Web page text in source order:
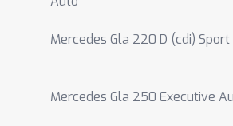
Mercedes Gla 220 D (cdi)
Mercedes Gla 250 Executive